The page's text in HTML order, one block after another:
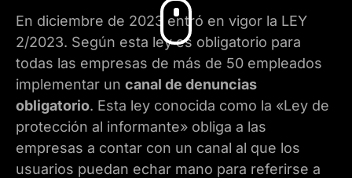
En diciembre de 2023 entró en vigor la LEY
2/2023. Según esta ley es obligatorio para
todas las empresas de más de 50 empleados
implementar un canal de denuncias
obligatorio. Esta ley conocida como la «Ley de
protección al informante» obliga a las
empresas a contar con un canal al que los
usuarios puedan echar mano para referirse a